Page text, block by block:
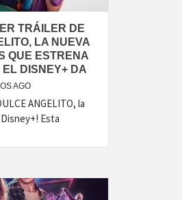
TRÁILER DE
LA NUEVA
QUE ESTRENA
EL DISNEY+ DA
AGO
ANGELITO, la
Esta